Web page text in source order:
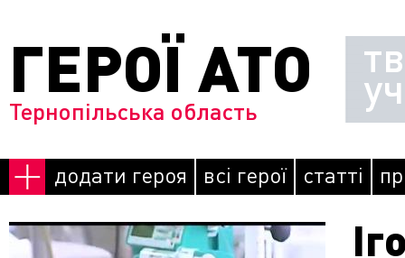
ГЕРОЇ АТО
Тернопільська область
додати героя всі герої статті
Сторінки